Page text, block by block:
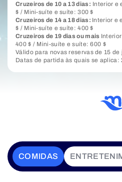
Cruzeiros de 10 a 13 dias: Interior e
$ / Mini-suíte e suíte: 300 $
Cruzeiros de 14 a 18 dias: Interior e
$ / Mini-suíte e suíte: 400 $
Cruzeiros de 19 dias ou mais
400 $ / Mini-suíte e suíte: 600 $
Válido para novas reservas de 15
Datas de partida às quais se aplica:
COMIDAS